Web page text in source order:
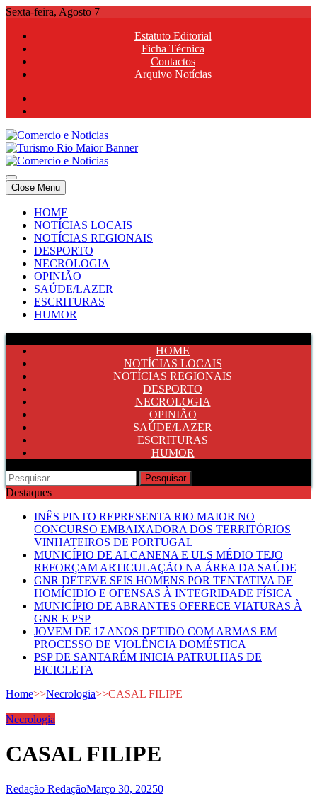
Skip
content
Sexta-feira, Agosto 7
Estatuto Editorial
Ficha Técnica
Contactos
Arquivo Notícias
Comercio e Noticias
Notícias e Publicidade Online
Comercio e Noticias
Notícias e Publicidade Online
Close Menu
HOME
NOTÍCIAS LOCAIS
NOTÍCIAS REGIONAIS
DESPORTO
NECROLOGIA
OPINIÃO
SAÚDE/LAZER
ESCRITURAS
HUMOR
HOME
NOTÍCIAS LOCAIS
NOTÍCIAS REGIONAIS
DESPORTO
NECROLOGIA
OPINIÃO
SAÚDE/LAZER
ESCRITURAS
HUMOR
Pesquisar
por:
Destaques
INÊS PINTO REPRESENTA RIO MAIOR NO
CONCURSO EMBAIXADORA DOS TERRITÓRIOS
VINHATEIROS DE PORTUGAL
MUNICÍPIO DE ALCANENA E ULS MÉDIO TEJO
REFORÇAM ARTICULAÇÃO NA ÁREA DA SAÚDE
GNR DETEVE SEIS HOMENS POR TENTATIVA DE
HOMÍCIDIO E OFENSAS À INTEGRIDADE FÍSICA
MUNICÍPIO DE ABRANTES OFERECE VIATURAS À
GNR E PSP
JOVEM DE 17 ANOS DETIDO COM ARMAS EM
PROCESSO DE VIOLÊNCIA DOMÉSTICA
PSP DE SANTARÉM INICIA PATRULHAS DE
BICICLETA
Home>>Necrologia>>CASAL FILIPE
Necrologia
CASAL FILIPE
Redação RedaçãoMarço 30, 20250